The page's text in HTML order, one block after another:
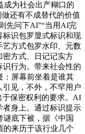
成为社会出产糊口的
还有不成替代的价值
先问下AI”“当用AI完
标识包罗显式标识和现
方式包罗水印、元数
密方式、日记记实方
行为。带来社会性的
：屏幕前坐着是谁其
见，不外，不罕用户
于保密权利的要求。AI
身上。通过标识提示
底下被，据《中国
来历于该行业几个